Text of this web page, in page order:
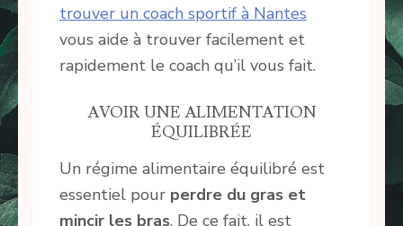
trouver un coach sportif à Nantes
vous aide à trouver facilement et
rapidement le coach qu’il vous fait.
AVOIR UNE ALIMENTATION
ÉQUILIBRÉE
Un régime alimentaire équilibré est
essentiel pour perdre du gras et
mincir les bras. De ce fait, il est